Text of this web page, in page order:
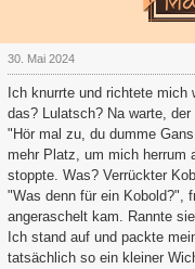
30. Mai 2024
Ich knurrte und richtete
das? Lulatsch? Na warte,
"Hör mal zu, du dumme
mehr Platz, um mich herrum
stoppte. Was? Verrückter
"Was denn für ein Kobold?",
angeraschelt kam. Rannte
Ich stand auf und packte
tatsächlich so ein kleiner